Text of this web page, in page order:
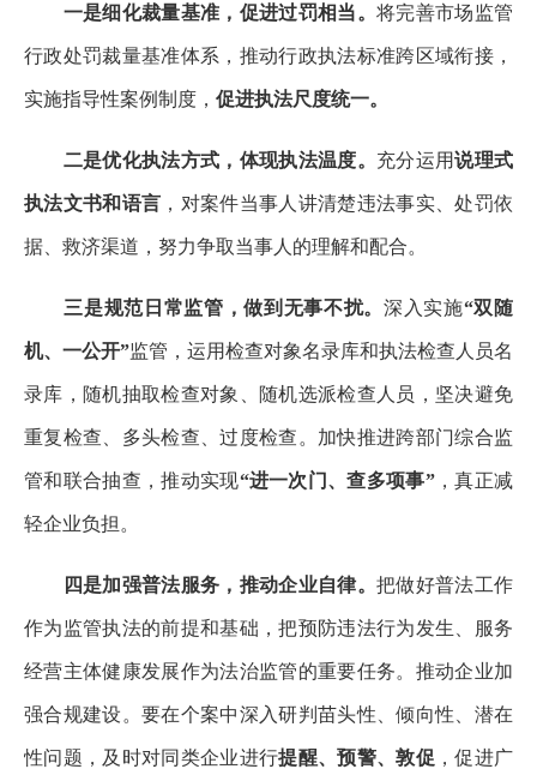
一是细化裁量基准，促进过罚相当。将完善市场监管
行政处罚裁量基准体系，推动行政执法标准跨区域衔接，
实施指导性案例制度， 促进执法尺度统一。
二是优化执法方式，体现执法温度。 充分运用说理式
执法文书和语言 ，对案件当事人讲清楚违法事实、处罚依
据、救济渠道，努力争取当事人的理解和配合。
三是规范日常监管，做到无事不扰。深入实施“双随
机、一公开”监管，运用检查对象名录库和执法检查人员名
录库，随机抽取检查对象、随机选派检查人员，坚决避免
重复检查、多头检查、过度检查。加快推进跨部门综合监
管和联合抽查，推动实现“进一次门、查多项事”，真正减
轻企业负担。
四是加强普法服务，推动企业自律。把做好普法工作
作为监管执法的前提和基础，把预防违法行为发生、服务
经营主体健康发展作为法治监管的重要任务。推动企业加
强合规建设。要在个案中深入研判苗头性、倾向性、潜在
性问题，及时对同类企业进行提醒、预警、敦促 ，促进广